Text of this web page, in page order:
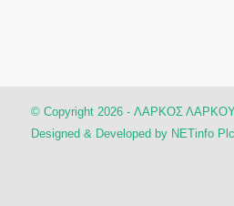
© Copyright 2026 - ΛΑΡΚΟΣ ΛΑΡΚΟΥ
Designed & Developed by NETinfo Plc